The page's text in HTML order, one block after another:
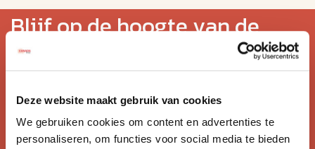
Deze website maakt gebruik van cookies
We gebruiken cookies om content en advertenties te
personaliseren, om functies voor social media te bieden
Blijf op de hoogte van de
mooiste reizen.
Ontvang circa 1 maal per maand onze nieuwsbrief met de
uitschrijven via de afmeldlink in de nieuwsbrief.